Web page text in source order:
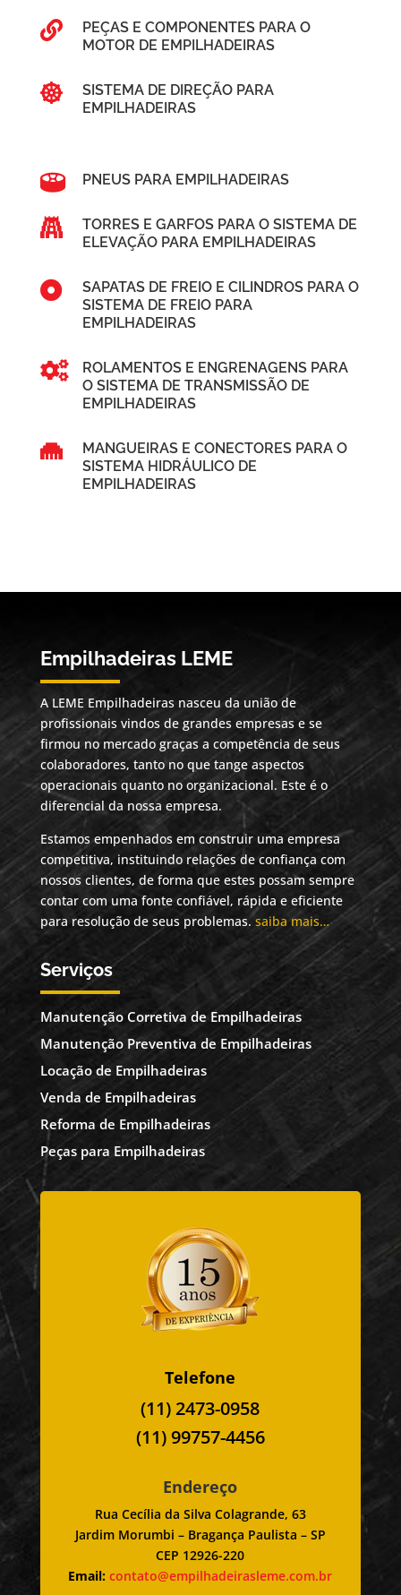

PEÇAS E COMPONENTES PARA O
MOTOR DE EMPILHADEIRAS

SISTEMA DE DIREÇÃO PARA
EMPILHADEIRAS
 PNEUS PARA EMPILHADEIRAS

TORRES E GARFOS PARA O SISTEMA DE
ELEVAÇÃO PARA EMPILHADEIRAS

SAPATAS DE FREIO E CILINDROS PARA O
SISTEMA DE FREIO PARA
EMPILHADEIRAS

ROLAMENTOS E ENGRENAGENS PARA
O SISTEMA DE TRANSMISSÃO DE
EMPILHADEIRAS

MANGUEIRAS E CONECTORES PARA O
SISTEMA HIDRÁULICO DE
EMPILHADEIRAS
Empilhadeiras LEME
A LEME Empilhadeiras nasceu da união de
profissionais vindos de grandes empresas e se
firmou no mercado graças a competência de seus
colaboradores, tanto no que tange aspectos
operacionais quanto no organizacional. Este é o
diferencial da nossa empresa.
Estamos empenhados em construir uma empresa
competitiva, instituindo relações de confiança com
nossos clientes, de forma que estes possam sempre
contar com uma fonte confiável, rápida e eficiente
para resolução de seus problemas.saiba mais…
Serviços
Manutenção Corretiva de Empilhadeiras
Manutenção Preventiva de Empilhadeiras
Locação de Empilhadeiras
Venda de Empilhadeiras
Reforma de Empilhadeiras
Peças para Empilhadeiras
Telefone
(11) 2473-0958
(11) 99757-4456
Endereço
Rua Cecília da Silva Colagrande, 63
Jardim Morumbi – Bragança Paulista – SP
CEP 12926-220
Email: contato@empilhadeirasleme.com.br